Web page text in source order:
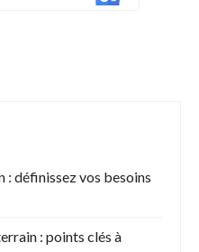
: définissez vos besoins
: points clés à